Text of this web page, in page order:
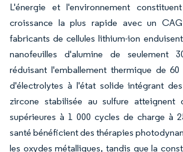
L'énergie et l'environnement
croissance la plus rapide avec un
fabricants de cellules lithium-ion
nanofeuilles d'alumine de seulement
réduisant l'emballement thermique de
d'électrolytes à l'état solide intégrant
zircone stabilisée au sulfure atteignent
supérieures à 1 000 cycles de charge à
santé bénéficient des thérapies
les oxydes métalliques, tandis que la